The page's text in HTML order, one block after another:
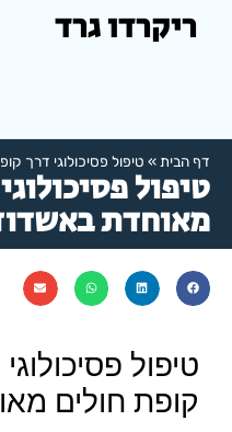
ריקרדו גרד
דף הבית » טיפול פסיכולוגי דרך
טיפול
מאוחדת
טיפול
קופת חולים